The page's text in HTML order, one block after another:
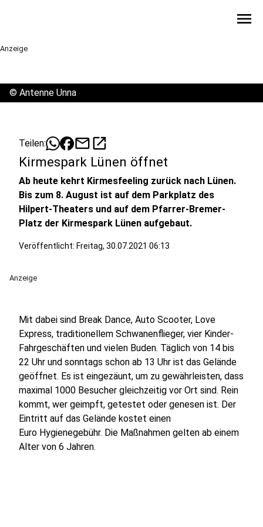
menu
Anzeige
© Antenne Unna
Teilen: mailopen_in_new
Kirmespark Lünen öffnet
Ab heute kehrt Kirmesfeeling zurück nach Lünen.
Bis zum 8. August ist auf dem Parkplatz des
Hilpert-Theaters und auf dem Pfarrer-Bremer-
Platz der Kirmespark Lünen aufgebaut.
Veröffentlicht: Freitag, 30.07.2021 06:13
Anzeige
Mit dabei sind Break Dance, Auto Scooter, Love
Express, traditionellem Schwanenflieger, vier Kinder-
Fahrgeschäften und vielen Buden. Täglich von 14 bis
22 Uhr und sonntags schon ab 13 Uhr ist das Gelände
geöffnet. Es ist eingezäunt, um zu gewährleisten, dass
maximal 1000 Besucher gleichzeitig vor Ort sind. Rein
kommt, wer geimpft, getestet oder genesen ist. Der
Eintritt auf das Gelände kostet einen
Euro Hygienegebühr. Die Maßnahmen gelten ab einem
Alter von 6 Jahren.